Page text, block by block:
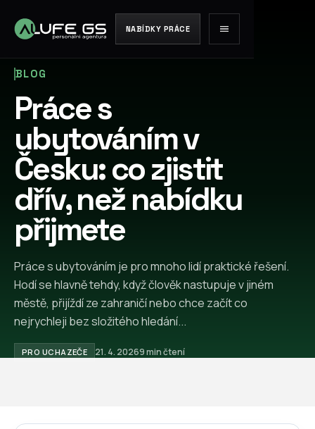
NABÍDKY PRÁCE
BLOG
Práce s
ubytováním v
Česku: co zjistit
dřív, než nabídku
přijmete
PRO UCHAZEČE 21. 4. 20269 min čtení
Práce s ubytováním je pro mnoho lidí praktické řešení.
Hodí se hlavně tehdy, když člověk nastupuje v jiném
městě, přijíždí ze zahraničí nebo chce začít co
nejrychleji bez složitého hledání...